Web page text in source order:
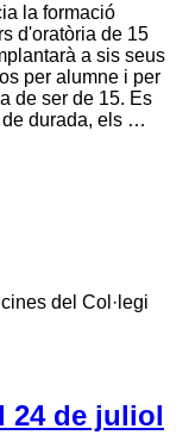
la formació
d'oratòria de 15
a sis seus
per alumne i per
de ser de 15. Es
de durada, els …
del Col·legi
24 de juliol